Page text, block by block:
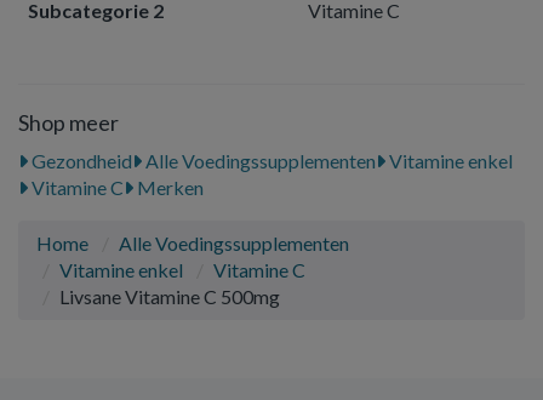
Subcategorie 2
Vitamine C
Shop meer
Gezondheid Alle Voedingssupplementen
Vitamine enkel
Vitamine C
Merken
Home
Alle Voedingssupplementen
Vitamine enkel
Vitamine C
Livsane Vitamine C 500mg